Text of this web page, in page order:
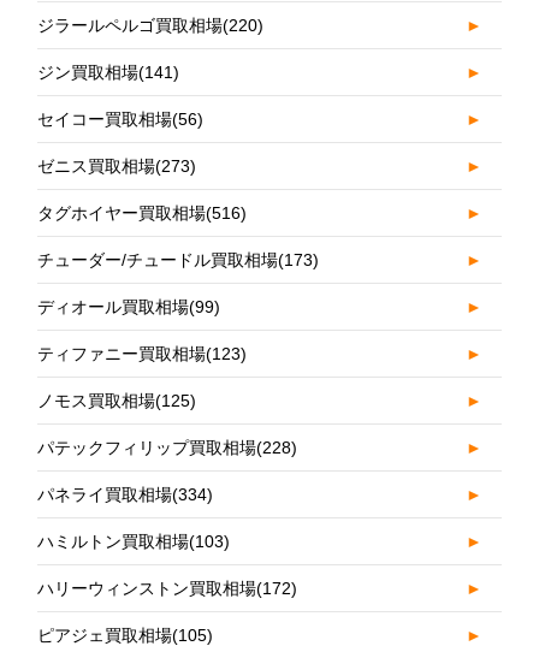
ジラールペルゴ買取相場(220) ►
ジン買取相場(141) ►
セイコー買取相場(56) ►
ゼニス買取相場(273) ►
タグホイヤー買取相場(516) ►
チューダー/チュードル買取相場(173) ►
ディオール買取相場(99) ►
ティファニー買取相場(123) ►
ノモス買取相場(125) ►
パテックフィリップ買取相場(228) ►
パネライ買取相場(334) ►
ハミルトン買取相場(103) ►
ハリーウィンストン買取相場(172) ►
ピアジェ買取相場(105) ►